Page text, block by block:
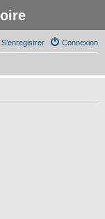
Connexion
S’enregistrer